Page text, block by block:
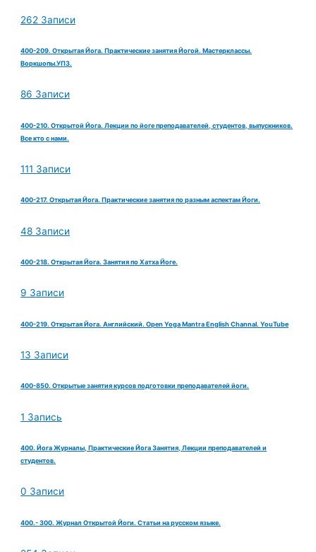
262 Записи
400-209. Открытая Йога. Практические занятия Йогой. Мастерклассы.
Воркшопы.УПЗ.
86 Записи
400-210. Открытой Йога. Лекции по йоге преподавателей, студентов, выпускников.
Все кто с нами.
111 Записи
400-217. Открытая Йога. Практические занятия по разным аспектам Йоги.
48 Записи
400-218. Открытая Йога. Занятия по Хатха Йоге.
9 Записи
400-219. Открытая Йога. Английский. Open Yoga Mantra English Channal. YouTube
13 Записи
400-850. Открытые занятия курсов подготовки преподавателей йоги.
1 Запись
400. Йога Журналы, Практические Йога Занятия, Лекции преподавателей и
студентов.
0 Записи
400.- 300. Журнал Открытой Йоги. Статьи на русском языке.